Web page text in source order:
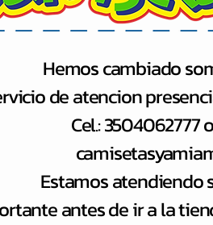
Hemos cambiado
de atencion
Cel.:
Estamos atendiendo
antes de ir a la